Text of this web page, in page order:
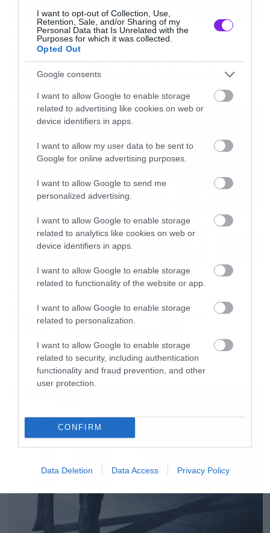
I want to opt-out of Collection, Use,
Retention, Sale, and/or Sharing of my
Personal Data that Is Unrelated with the
Purposes for which it was collected.
Opted Out
Google consents
I want to allow Google to enable storage
related to advertising like cookies on web or
device identifiers in apps.
I want to allow my user data to be sent to
Google for online advertising purposes.
I want to allow Google to send me
personalized advertising.
I want to allow Google to enable storage
related to analytics like cookies on web or
device identifiers in apps.
I want to allow Google to enable storage
related to functionality of the website or app.
I want to allow Google to enable storage
related to personalization.
I want to allow Google to enable storage
related to security, including authentication
functionality and fraud prevention, and other
user protection.
CONFIRM
Data Deletion Data Access Privacy Policy
Το Netflixανακοίνωσε αύξηση των
συνδρομητών του στο πρώτο τρίμηνο της
χρονιάς, έτσι έχει φτάσει πλέον τα 231,5
εκατομμύρια παγκοσμίως ενώ ταυτόχρονα έχει
κάνει στροφή 180 μοιρών στην πολιτική του σε
δύο σημαντικούς τομείς. Ο πρώτος είναι
φυσικά αυτός που γράψαμε πιο πάνω με τους
κωδικούς και ο δεύτερος είναι οι διαφημίσεις,
με το πρόγραμμα που τις περιλαμβάνει να
αναμένεται σύντομα και στην Ελλάδα.
Το νέο άλμπουμ των Metallica είναι εδώ:
Ακούστε το ολόκληρο!
O George RR Martin έχει ένα ακατόρθωτο
πλάνο για όσα πρέπει να γράψει
Ανακοινώθηκε το remake του Harry Potter σε
στην Ελλάδα
Ακολουθήστε το Roxx στοGoogle Newsγια να
ταινίες. Ακολουθήστε μας
στο spotify
μουσική κάθε εβδομάδα. Στο instagram μας
Metallica, Queen, Cure και
πολλές μεγάλες συναυλίες στο
Έρχεται σειρά Robocop στο
Prime Video της Amazon